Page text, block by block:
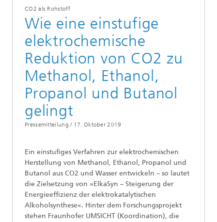
CO2 als Rohstoff
Wie eine einstufige
elektrochemische
Reduktion von CO2 zu
Methanol, Ethanol,
Propanol und Butanol
gelingt
Pressemitteilung / 17. Oktober 2019
Ein einstufiges Verfahren zur elektrochemischen
Herstellung von Methanol, Ethanol, Propanol und
Butanol aus CO2 und Wasser entwickeln – so lautet
die Zielsetzung von »ElkaSyn – Steigerung der
Energieeffizienz der elektrokatalytischen
Alkoholsynthese«. Hinter dem Forschungsprojekt
stehen Fraunhofer UMSICHT (Koordination), die